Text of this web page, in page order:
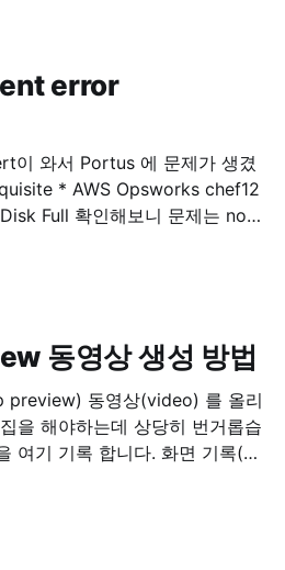
error
이 와서 Portus 에 문제가 생겼
동영상 생성 방법
preview) 동영상(video) 를 올리
을 해야하는데 상당히 번거롭습
항목 사용자화 위의 메뉴로 들어